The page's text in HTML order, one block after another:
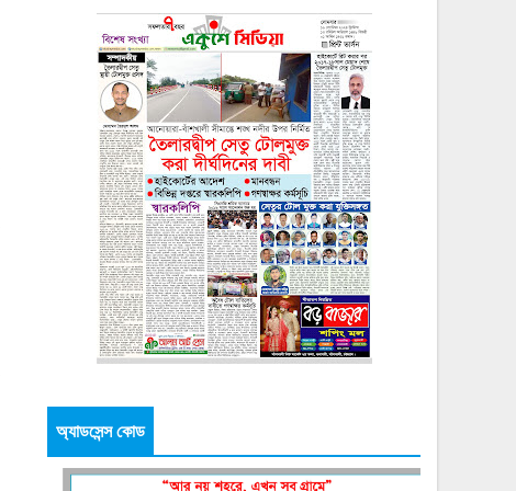
অ্যাডসেন্স কোড